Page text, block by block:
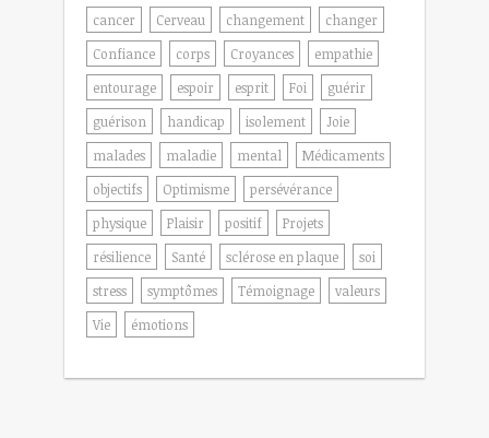
cancer
Cerveau changement
changer
Confiance
corps Croyances
empathie
entourage
espoir esprit Foi
guérir
guérison
handicap isolement
Joie
malades
maladie mental
Médicaments
objectifs
Optimisme
persévérance
physique
Plaisir positif
Projets
résilience
Santé sclérose en plaque
soi
stress
symptômes Témoignage
valeurs
Vie
émotions